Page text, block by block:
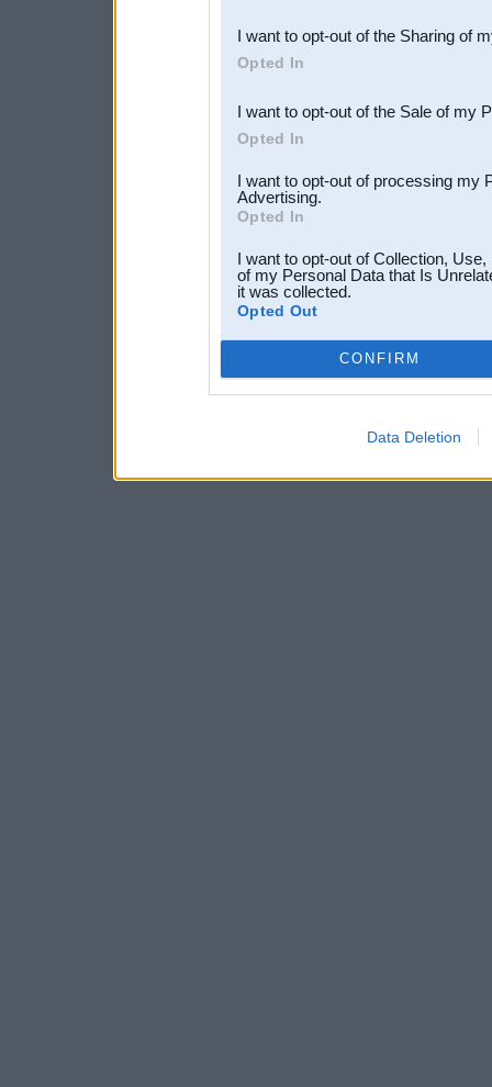
Downstream Participants
third parties.
I want to opt-out of the Sharing of
Opted In
I want to opt-out of the Sale of my
Opted In
I want to opt-out of processing my
Advertising.
Opted In
I want to opt-out of Collection,
of my Personal Data that Is
it was collected.
Opted Out
CONFIRM
Data Deletion